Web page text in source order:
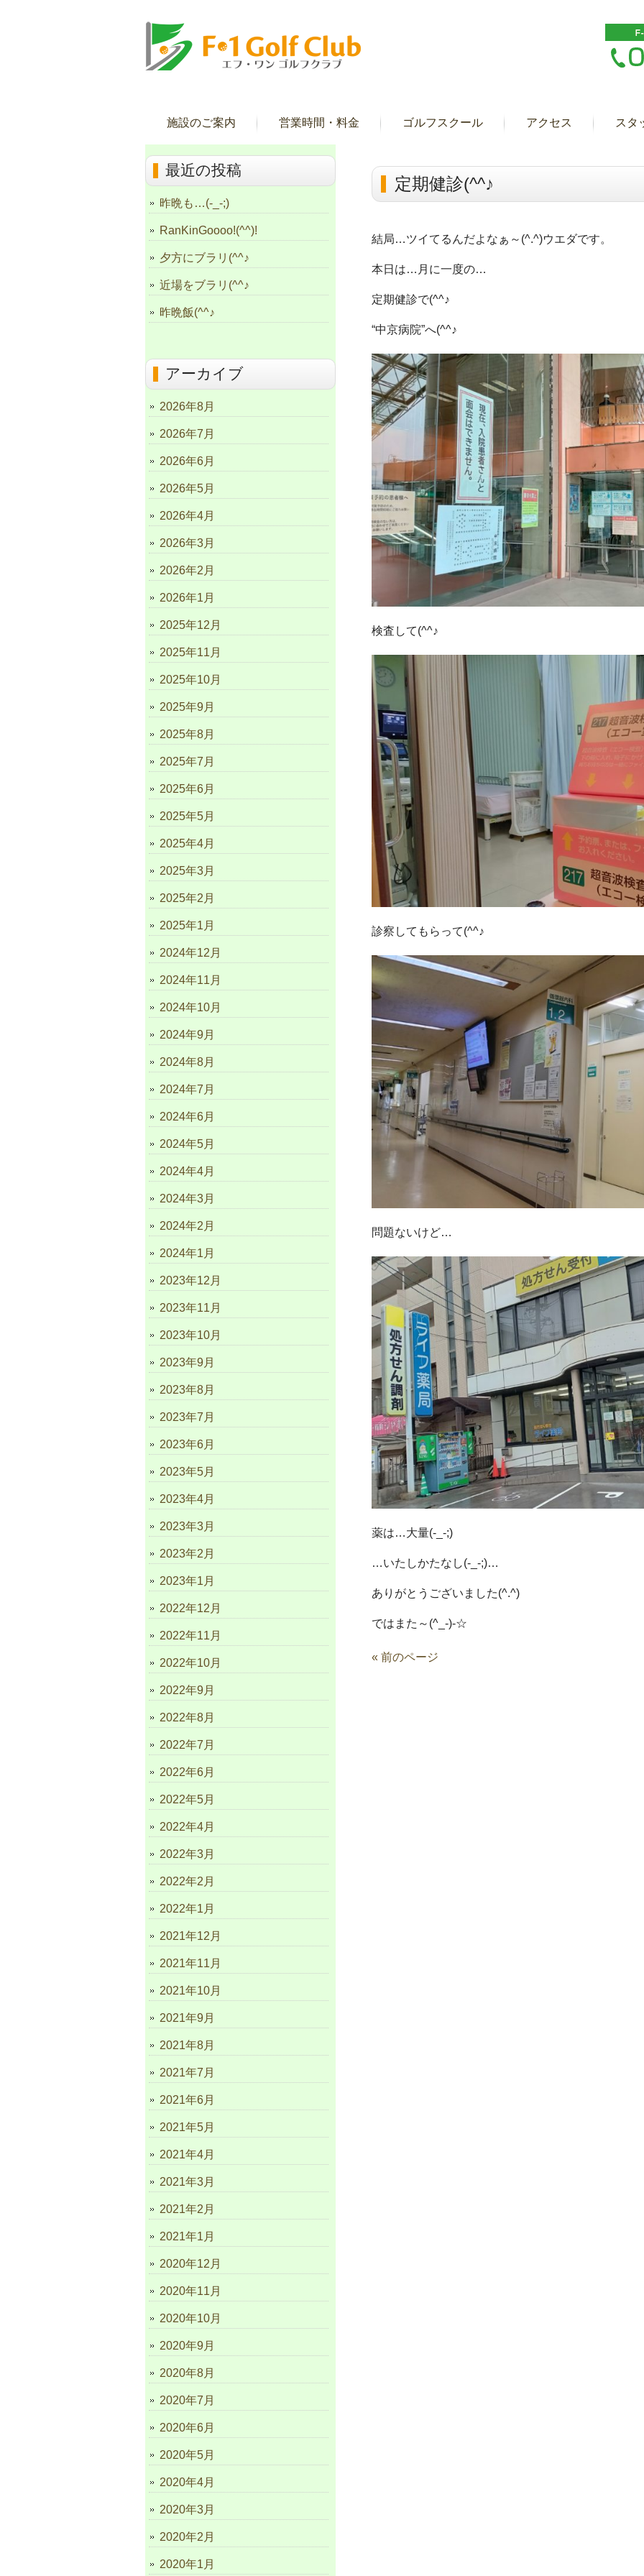
施設のご案内 営業時間・料金 ゴルフスクール アクセス スタ
定期健診(^^♪
結局…ツイてるんだよなぁ～(^.^)ウエダです。
本日は…月に一度の…
定期健診で(^^♪
“中京病院”へ(^^♪
検査して(^^♪
診察してもらって(^^♪
問題ないけど…
薬は…大量(-_-;)
…いたしかたなし(-_-;)…
ありがとうございました(^.^)
ではまた～(^_-)-☆
« 前のページ
最近の投稿
昨晩も…(-_-;)
RanKinGoooo!(^^)!
夕方にブラリ(^^♪
近場をブラリ(^^♪
昨晩飯(^^♪
アーカイブ
2026年8月
2026年7月
2026年6月
2026年5月
2026年4月
2026年3月
2026年2月
2026年1月
2025年12月
2025年11月
2025年10月
2025年9月
2025年8月
2025年7月
2025年6月
2025年5月
2025年4月
2025年3月
2025年2月
2025年1月
2024年12月
2024年11月
2024年10月
2024年9月
2024年8月
2024年7月
2024年6月
2024年5月
2024年4月
2024年3月
2024年2月
2024年1月
2023年12月
2023年11月
2023年10月
2023年9月
2023年8月
2023年7月
2023年6月
2023年5月
2023年4月
2023年3月
2023年2月
2023年1月
2022年12月
2022年11月
2022年10月
2022年9月
2022年8月
2022年7月
2022年6月
2022年5月
2022年4月
2022年3月
2022年2月
2022年1月
2021年12月
2021年11月
2021年10月
2021年9月
2021年8月
2021年7月
2021年6月
2021年5月
2021年4月
2021年3月
2021年2月
2021年1月
2020年12月
2020年11月
2020年10月
2020年9月
2020年8月
2020年7月
2020年6月
2020年5月
2020年4月
2020年3月
2020年2月
2020年1月